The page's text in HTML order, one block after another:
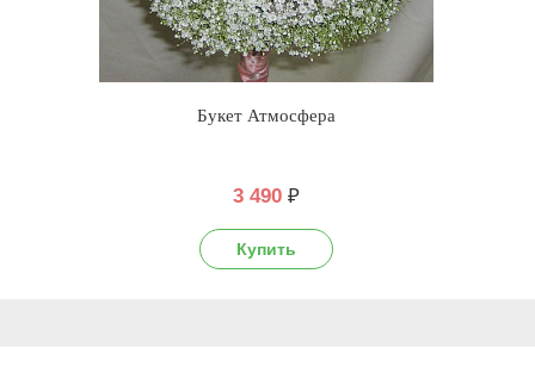
Букет Атмосфера
3 490 ₽